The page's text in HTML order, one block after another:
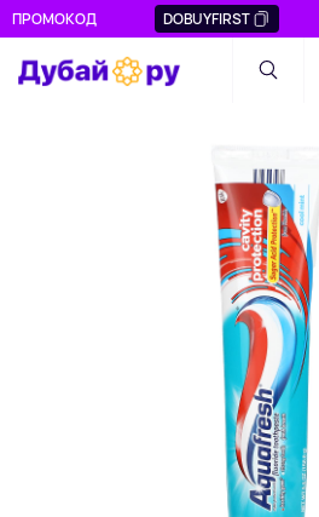
ПРОМОКОД DOBUYFIRST